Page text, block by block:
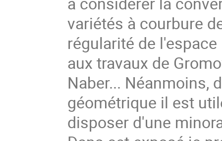
variétés à courbure
régularité de
aux travaux de
Naber... Néanmoins,
géométrique il est
disposer d'une